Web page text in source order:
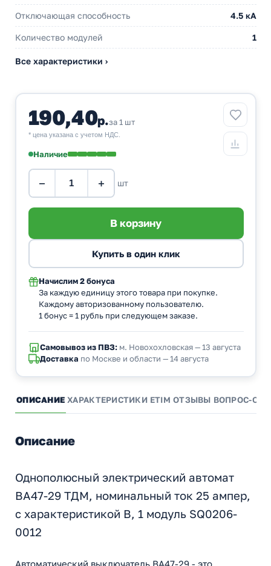
Отключающая способность 4.5 кА
Количество модулей 1
Все характеристики ›
190,40р.за 1 шт
* цена указана с учетом НДС.
Наличие
− + шт
Начислим 2 бонуса
За каждую единицу этого товара при покупке.
Каждому авторизованному пользователю.
1 бонус = 1 рубль при следующем заказе.
Самовывоз из ПВЗ:м. Новохохловская — 13 августа
Доставка по Москве и области — 14 августа
ОПИСАНИЕ ХАРАКТЕРИСТИКИ ETIM ОТЗЫВЫ ВОПРОС-
Описание
Однополюсный электрический автомат
ВА47-29 ТДМ, номинальный ток 25 ампер,
с характеристикой B, 1 модуль SQ0206-
0012
Автоматический выключатель ВА47-29 - это